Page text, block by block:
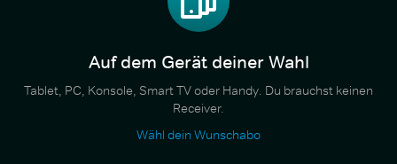
Auf dem Gerät deiner Wahl
Tablet, PC, Konsole, Smart TV oder Handy. Du brauchst keinen
Receiver.
Wähl dein Wunschabo